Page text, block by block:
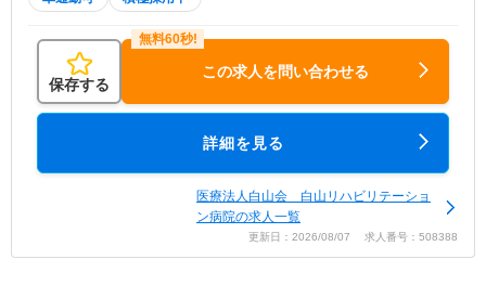
保存する
この求人を問い合わせる
詳細を見る
医療法人白山会 白山リハビリテーショ
ン病院の求人一覧
更新日：2026/08/07 求人番号：508388